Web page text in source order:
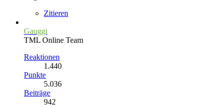
Zitieren
Gauggi
TML Online Team
Reaktionen
1.440
Punkte
5.036
Beiträge
942